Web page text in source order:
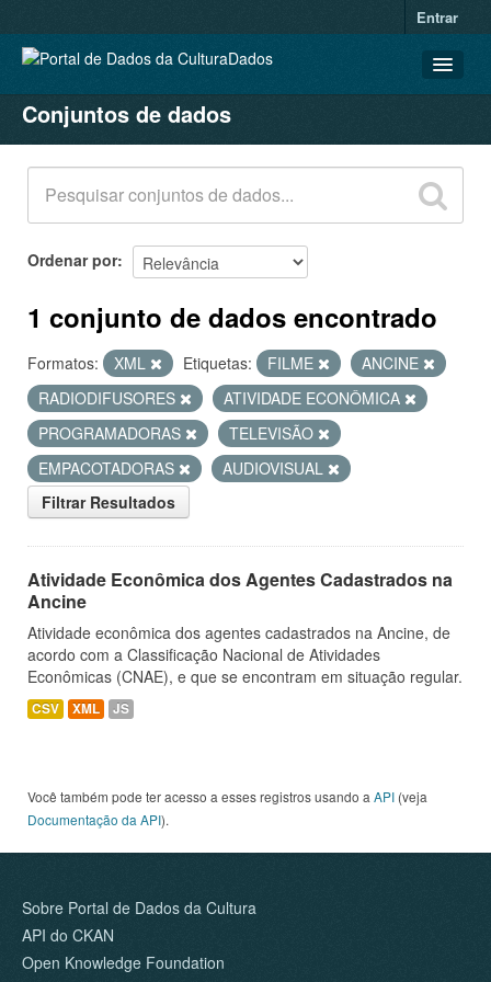
Entrar
CONJUNTOS DE DADOS
ORGANIZAÇÕES
GRUPOS
SOBRE
Conjuntos de dados
Ordenar por
1 conjunto de dados encontrado
Formatos: XML Etiquetas: FILME
ANCINE
RADIODIFUSORES
ATIVIDADE ECONÔMICA
PROGRAMADORAS
TELEVISÃO
EMPACOTADORAS
AUDIOVISUAL
Filtrar Resultados
Atividade Econômica dos Agentes Cadastrados na
Ancine
Atividade econômica dos agentes cadastrados na Ancine, de
acordo com a Classificação Nacional de Atividades
Econômicas (CNAE), e que se encontram em situação regular.
CSV XML JS
Você também pode ter acesso a esses registros usando a API (veja
Documentação da API).
Sobre Portal de Dados da Cultura
API do CKAN
Open Knowledge Foundation